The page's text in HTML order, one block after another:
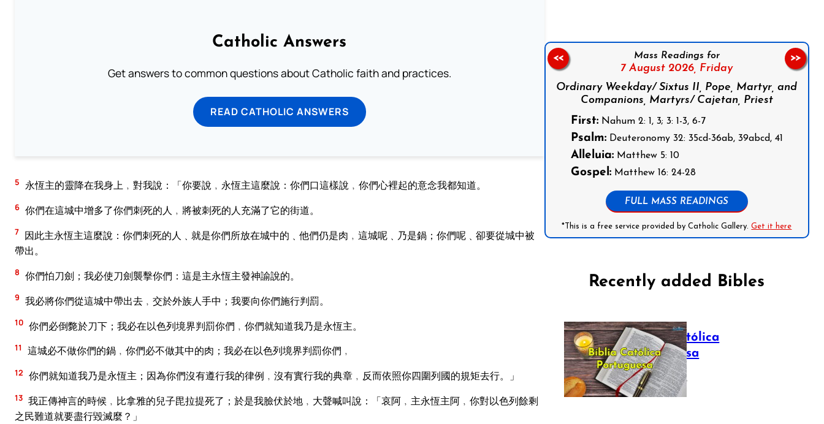
Catholic Answers
Get answers to common questions about Catholic faith and practices.
READ CATHOLIC ANSWERS
5 永恆主的靈降在我身上﹐對我說：「你要說﹐永恆主這麼說：你們口這樣說﹐你們心裡起的意念我都知道。
6 你們在這城中增多了你們刺死的人﹐將被刺死的人充滿了它的街道。
7 因此主永恆主這麼說：你們刺死的人﹑就是你們所放在城中的﹑他們仍是肉﹐這城呢﹑乃是鍋；你們呢﹑卻要從城中被
帶出。
8 你們怕刀劍；我必使刀劍襲擊你們：這是主永恆主發神諭說的。
9 我必將你們從這城中帶出去﹐交於外族人手中；我要向你們施行判罰。
10 你們必倒斃於刀下；我必在以色列境界判罰你們﹐你們就知道我乃是永恆主。
11 這城必不做你們的鍋﹐你們必不做其中的肉；我必在以色列境界判罰你們﹐
12 你們就知道我乃是永恆主；因為你們沒有遵行我的律例﹐沒有實行我的典章﹐反而依照你四圍列國的規矩去行。」
13 我正傳神言的時候﹐比拿雅的兒子毘拉提死了；於是我臉伏於地﹐大聲喊叫說：「哀阿﹐主永恆主阿﹐你對以色列餘剩
之民難道就要盡行毀滅麼？」
Mass Readings for
7 August 2026, Friday
Ordinary Weekday/ Sixtus II, Pope, Martyr, and
Companions, Martyrs/ Cajetan, Priest
First:Nahum 2: 1, 3; 3: 1-3, 6-7
Psalm:Deuteronomy 32: 35cd-36ab, 39abcd, 41
Alleluia:Matthew 5: 10
Gospel:Matthew 16: 24-28
FULL MASS READINGS
*This is a free service provided by Catholic Gallery.Get it here
<< >>
Recently added Bibles
Bíblia Católica
Portuguesa
July 16, 2025